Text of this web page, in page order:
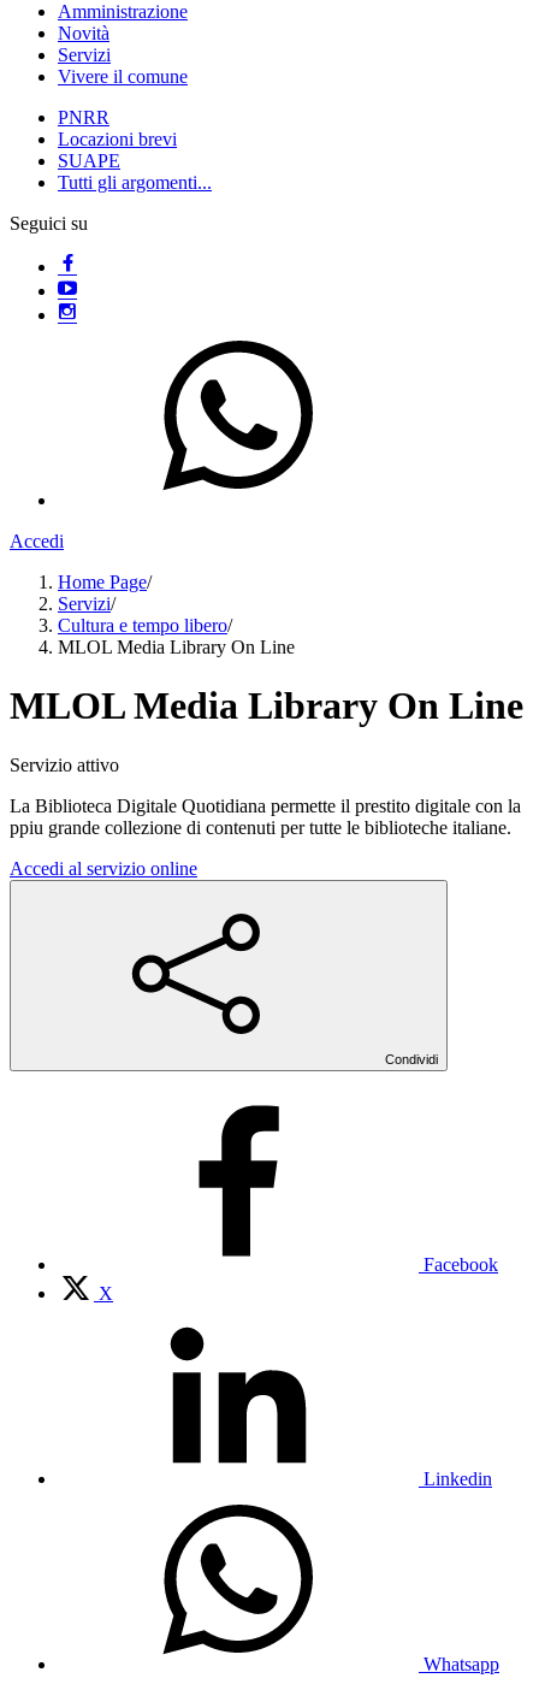
Amministrazione
Novità
Servizi
Vivere il comune
PNRR
Locazioni brevi
SUAPE
Tutti gli argomenti...
Seguici su
Accedi
Home Page/
Servizi/
Cultura e tempo libero/
MLOL Media Library On Line
MLOL Media Library On Line
Servizio attivo
La Biblioteca Digitale Quotidiana permette il prestito digitale con la
ppiu grande collezione di contenuti per tutte le biblioteche italiane.
Accedi al servizio online
Condividi
Facebook
X
Linkedin
Whatsapp